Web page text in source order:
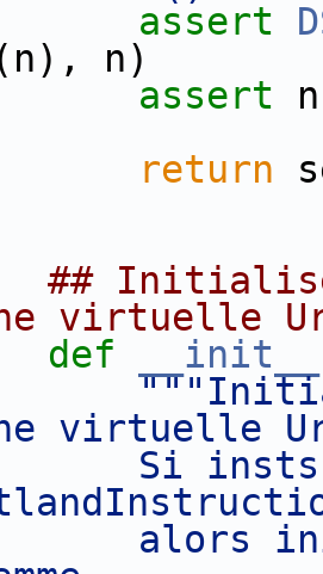
assert
n)
assert
return
## Initialise
virtuelle
def __init__
virtuelle
Si
alors